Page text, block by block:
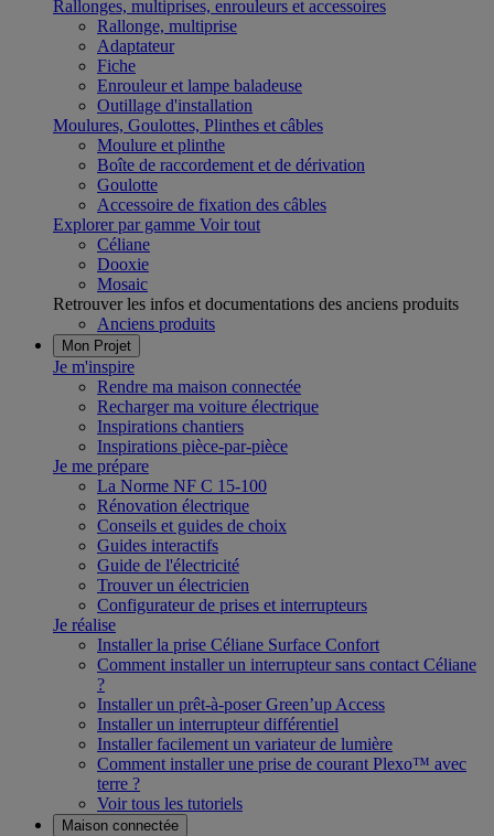
Rallonges, multiprises, enrouleurs et accessoires
Rallonge, multiprise
Adaptateur
Fiche
Enrouleur et lampe baladeuse
Outillage d'installation
Moulures, Goulottes, Plinthes et câbles
Moulure et plinthe
Boîte de raccordement et de dérivation
Goulotte
Accessoire de fixation des câbles
Explorer par gamme Voir tout
Céliane
Dooxie
Mosaic
Retrouver les infos et documentations des anciens produits
Anciens produits
Mon Projet
Je m'inspire
Rendre ma maison connectée
Recharger ma voiture électrique
Inspirations chantiers
Inspirations pièce-par-pièce
Je me prépare
La Norme NF C 15-100
Rénovation électrique
Conseils et guides de choix
Guides interactifs
Guide de l'électricité
Trouver un électricien
Configurateur de prises et interrupteurs
Je réalise
Installer la prise Céliane Surface Confort
Comment installer un interrupteur sans contact Céliane
?
Installer un prêt-à-poser Green’up Access
Installer un interrupteur différentiel
Installer facilement un variateur de lumière
Comment installer une prise de courant Plexo™ avec
terre ?
Voir tous les tutoriels
Maison connectée